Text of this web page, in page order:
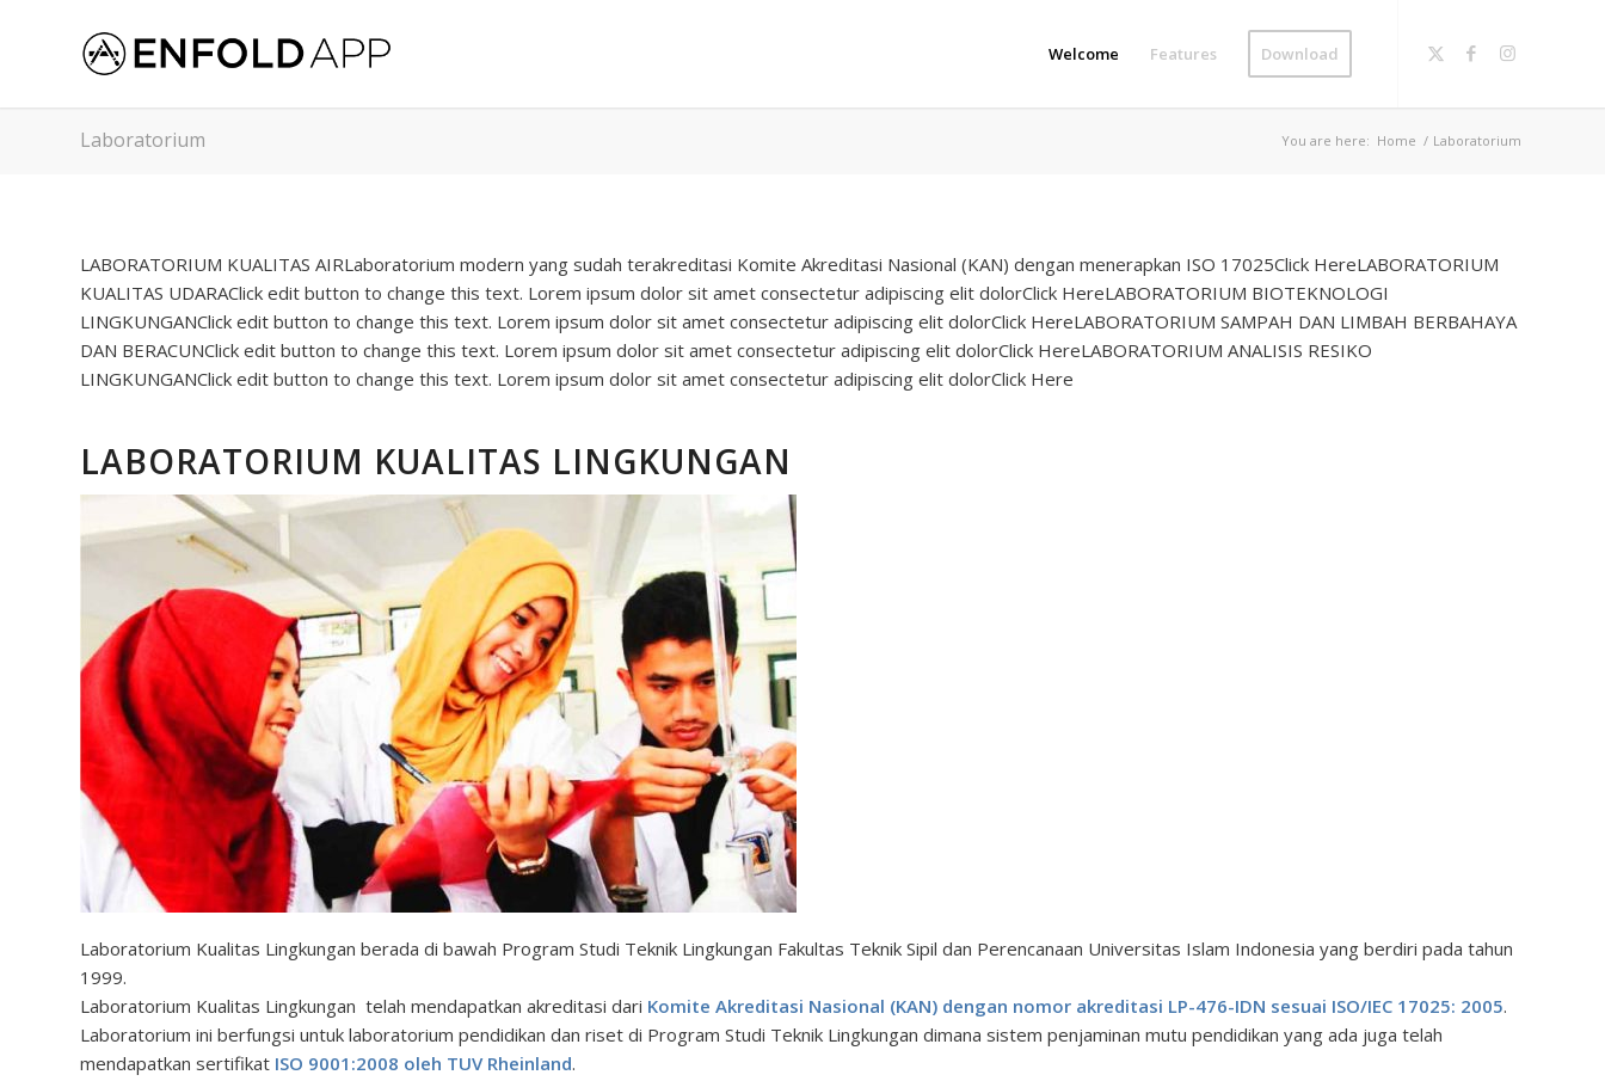
Welcome Features Download
Laboratorium You are here: Home / Laboratorium
LABORATORIUM KUALITAS AIRLaboratorium modern yang sudah terakreditasi Komite Akreditasi Nasional (KAN) dengan menerapkan ISO 17025Click HereLABORATORIUM
KUALITAS UDARAClick edit button to change this text. Lorem ipsum dolor sit amet consectetur adipiscing elit dolorClick HereLABORATORIUM BIOTEKNOLOGI
LINGKUNGANClick edit button to change this text. Lorem ipsum dolor sit amet consectetur adipiscing elit dolorClick HereLABORATORIUM SAMPAH DAN LIMBAH BERBAHAYA
DAN BERACUNClick edit button to change this text. Lorem ipsum dolor sit amet consectetur adipiscing elit dolorClick HereLABORATORIUM ANALISIS RESIKO
LINGKUNGANClick edit button to change this text. Lorem ipsum dolor sit amet consectetur adipiscing elit dolorClick Here
LABORATORIUM KUALITAS LINGKUNGAN
Laboratorium Kualitas Lingkungan berada di bawah Program Studi Teknik Lingkungan Fakultas Teknik Sipil dan Perencanaan Universitas Islam Indonesia yang berdiri pada tahun
1999.
Laboratorium Kualitas Lingkungan telah mendapatkan akreditasi dari Komite Akreditasi Nasional (KAN) dengan nomor akreditasi LP-476-IDN sesuai ISO/IEC 17025: 2005.
Laboratorium ini berfungsi untuk laboratorium pendidikan dan riset di Program Studi Teknik Lingkungan dimana sistem penjaminan mutu pendidikan yang ada juga telah
mendapatkan sertifikat ISO 9001:2008 oleh TUV Rheinland.